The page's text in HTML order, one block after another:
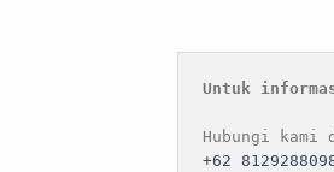
Untuk
+62